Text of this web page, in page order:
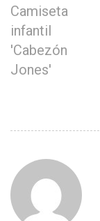
Camiseta
infantil
'Cabezón
Jones'